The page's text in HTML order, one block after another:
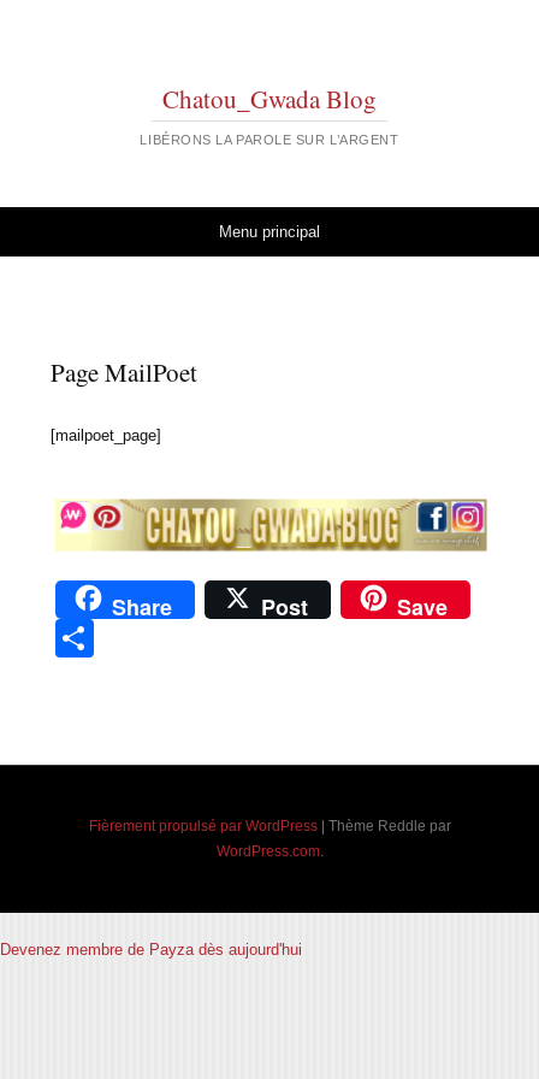
Chatou_Gwada Blog
LIBÉRONS LA PAROLE SUR L’ARGENT
Menu principal
Page MailPoet
[mailpoet_page]
Share Post Save
Fièrement propulsé par WordPress
Thème Reddle par
WordPress.com.
Devenez membre de Payza dès aujourd'hui